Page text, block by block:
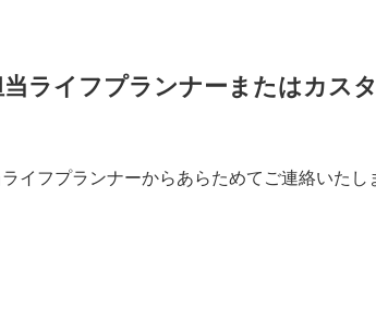
ライフプランナーまたはカス
イフプランナーからあらためてご連絡いたし